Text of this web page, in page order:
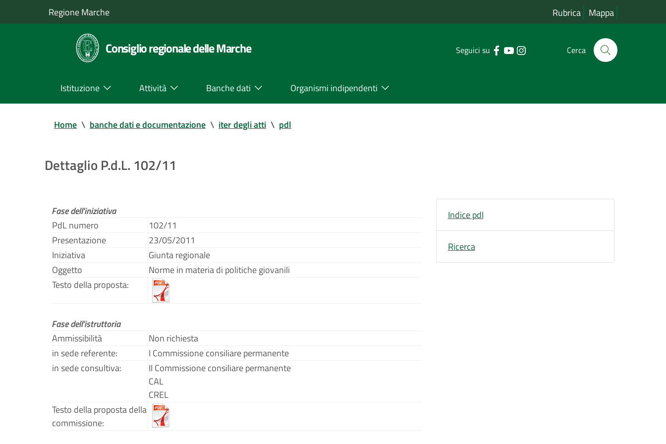
Regione Marche Rubrica Mappa
Consiglio regionale delle Marche Seguici su Cerca
Istituzione Attività Banche dati Organismi indipendenti
Home \ banche dati e documentazione \ iter degli atti \ pdl
Dettaglio P.d.L. 102/11
Fase dell'iniziativa
PdL numero
102/11
Presentazione
23/05/2011
Iniziativa
Giunta regionale
Oggetto
Norme in materia di politiche giovanili
Testo della proposta:
Fase dell'istruttoria
Ammissibilità
Non richiesta
in sede referente:
I Commissione consiliare permanente
in sede consultiva:
II Commissione consiliare permanente
CAL
CREL
Testo della proposta della
commissione:
Indice pdl
Ricerca